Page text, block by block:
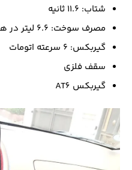
شتاب: ۱۱.۶ ثانیه
مصرف سوخت: ۶.۶ لیتر در هر ۱۰۰ کیلومتر
گیربکس: ۶ سرعته اتومات
سقف فلزی
گیربکس AT6